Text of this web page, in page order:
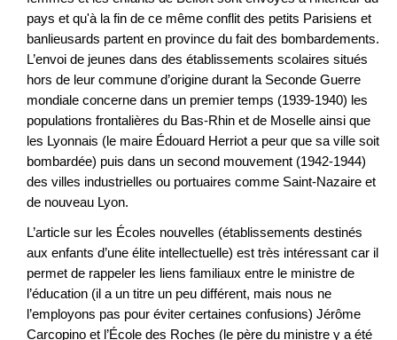
pays et qu'à la fin de ce même conflit des petits Parisiens et
banlieusards partent en province du fait des bombardements.
L’envoi de jeunes dans des établissements scolaires situés
hors de leur commune d’origine durant la Seconde Guerre
mondiale concerne dans un premier temps (1939-1940) les
populations frontalières du Bas-Rhin et de Moselle ainsi que
les Lyonnais (le maire Édouard Herriot a peur que sa ville soit
bombardée) puis dans un second mouvement (1942-1944)
des villes industrielles ou portuaires comme Saint-Nazaire et
de nouveau Lyon.
L’article sur les Écoles nouvelles (établissements destinés
aux enfants d’une élite intellectuelle) est très intéressant car il
permet de rappeler les liens familiaux entre le ministre de
l’éducation (il a un titre un peu différent, mais nous ne
l’employons pas pour éviter certaines confusions) Jérôme
Carcopino et l’École des Roches (le père du ministre y a été